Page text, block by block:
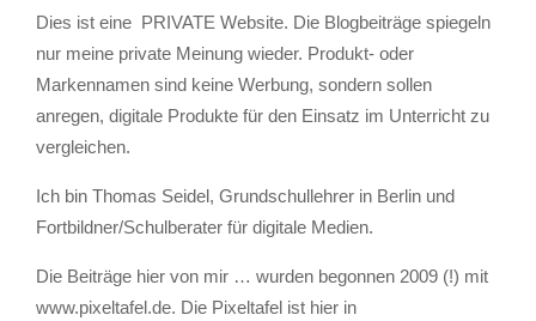
Dies ist eine PRIVATE Website. Die Blogbeiträge spiegeln
nur meine private Meinung wieder. Produkt- oder
Markennamen sind keine Werbung, sondern sollen
anregen, digitale Produkte für den Einsatz im Unterricht zu
vergleichen.
Ich bin Thomas Seidel, Grundschullehrer in Berlin und
Fortbildner/Schulberater für digitale Medien.
Die Beiträge hier von mir … wurden begonnen 2009 (!) mit
www.pixeltafel.de. Die Pixeltafel ist hier in